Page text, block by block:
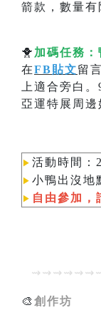
箭款，數量有
🐥 加碼任務：
在FB貼文留
上適合旁白
亞運特展周邊
▶︎ 活動時間：
▶︎ 小鴨出沒地
▶︎ 自由參加，
🎨 創作坊